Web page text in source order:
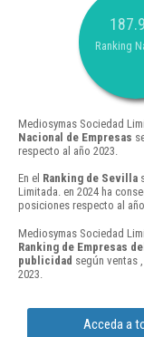
Ranking
Mediosymas Sociedad
Nacional de Empresas
respecto al año 2023.
En el Ranking de Sevilla
Limitada. en 2024 ha
posiciones respecto al
Mediosymas Sociedad
Ranking de Empresas
publicidad según ventas
2023.
Acceda a